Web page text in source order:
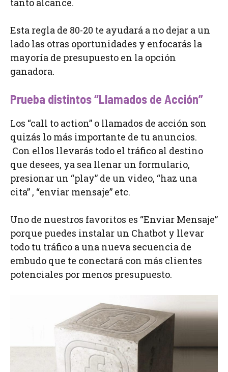
tanto alcance.
Esta regla de 80-20 te ayudará a no dejar a un
lado las otras oportunidades y enfocarás la
mayoría de presupuesto en la opción
ganadora.
Prueba distintos “Llamados de Acción”
Los “call to action” o llamados de acción son
quizás lo más importante de tu anuncios.
Con ellos llevarás todo el tráfico al destino
que desees, ya sea llenar un formulario,
presionar un “play” de un video, “haz una
cita” , “enviar mensaje” etc.
Uno de nuestros favoritos es “Enviar Mensaje”
porque puedes instalar un Chatbot y llevar
todo tu tráfico a una nueva secuencia de
embudo que te conectará con más clientes
potenciales por menos presupuesto.